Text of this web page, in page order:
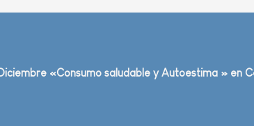
«Consumo saludable y Autoestima » en